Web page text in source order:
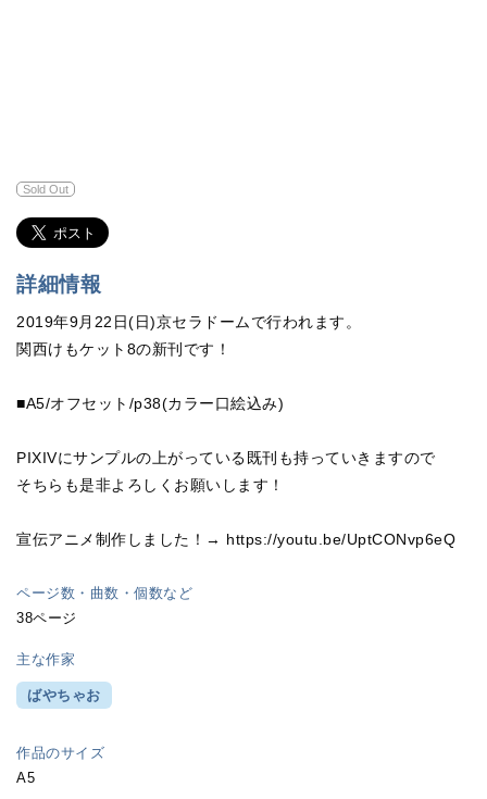
Sold Out
詳細情報
2019年9月22日(日)京セラドームで行われます。
関西けもケット8の新刊です！
■A5/オフセット/p38(カラー口絵込み)
PIXIVにサンプルの上がっている既刊も持っていきますので
そちらも是非よろしくお願いします！
宣伝アニメ制作しました！→ https://youtu.be/UptCONvp6eQ
ページ数・曲数・個数など
38ページ
主な作家
ばやちゃお
作品のサイズ
A5